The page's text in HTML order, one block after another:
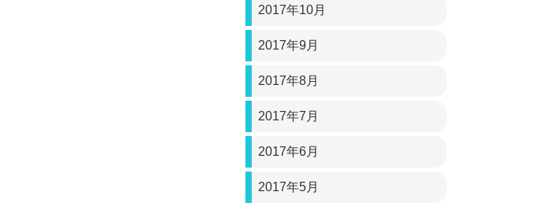
2017年10月
2017年9月
2017年8月
2017年7月
2017年6月
2017年5月